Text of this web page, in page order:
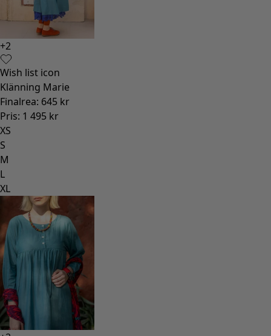
+2
Wish list icon
Klänning Marie
Finalrea: 645 kr
Pris: 1 495 kr
XS
S
M
L
XL